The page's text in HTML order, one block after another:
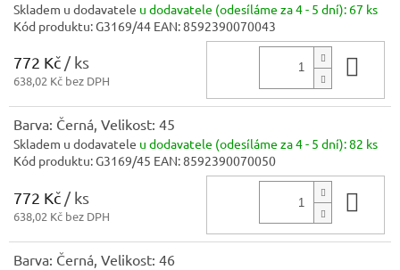
Skladem u dodavatele u dodavatele (odesíláme za 4 - 5 dní): 67 ks
Kód produktu:G3169/44 EAN:8592390070043
772 Kč / ks
638,02 Kč bez DPH
Barva: Černá, Velikost: 45
Skladem u dodavatele u dodavatele (odesíláme za 4 - 5 dní):82 ks
Kód produktu:G3169/45 EAN:8592390070050
772 Kč / ks
638,02 Kč bez DPH
Barva: Černá, Velikost: 46